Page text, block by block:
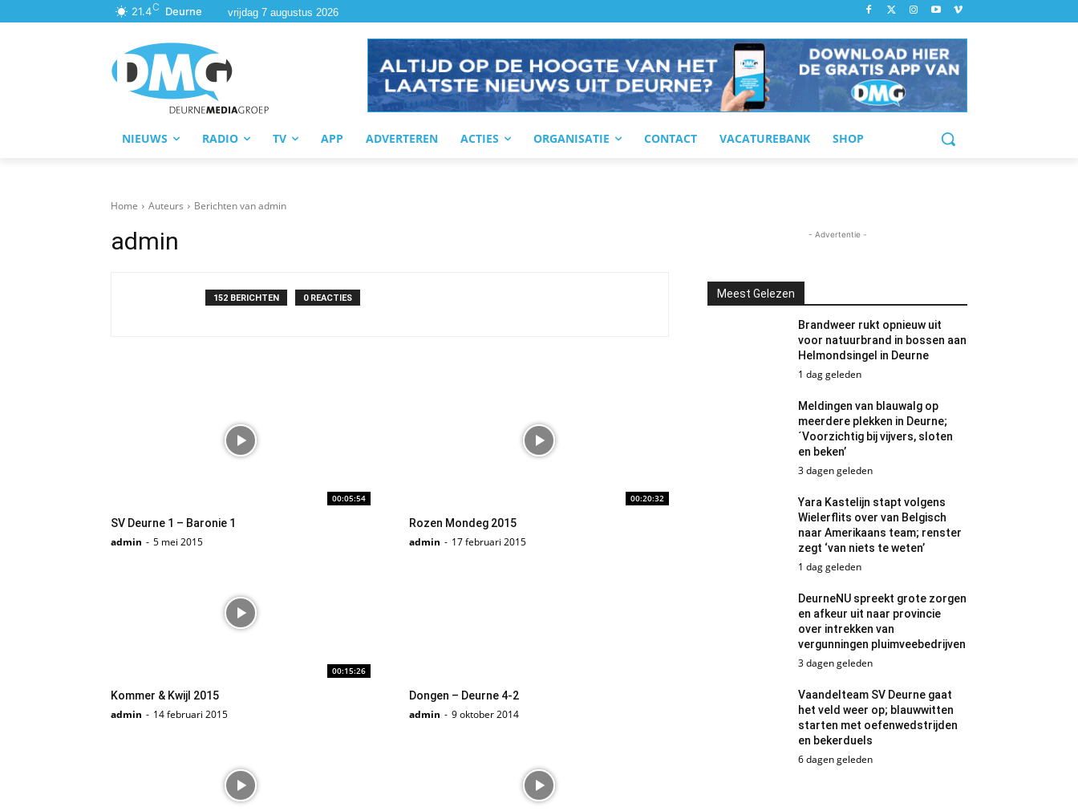
21.4C Deurne vrijdag 7 augustus 2026
NIEUWS RADIO TV APP ADVERTEREN ACTIES ORGANISATIE CONTACT VACATUREBANK SHOP
Home Auteurs Berichten van admin
admin
152 BERICHTEN 0 REACTIES
00:05:54
SV Deurne 1 – Baronie 1
admin - 5 mei 2015
00:20:32
Rozen Mondeg 2015
admin - 17 februari 2015
00:15:26
Kommer & Kwijl 2015
admin - 14 februari 2015
Dongen – Deurne 4-2
admin - 9 oktober 2014
- Advertentie -
Meest Gelezen
Brandweer rukt opnieuw uit
voor natuurbrand in bossen aan
Helmondsingel in Deurne
1 dag geleden
Meldingen van blauwalg op
meerdere plekken in Deurne;
´Voorzichtig bij vijvers, sloten
en beken’
3 dagen geleden
Yara Kastelijn stapt volgens
Wielerflits over van Belgisch
naar Amerikaans team; renster
zegt ‘van niets te weten’
1 dag geleden
DeurneNU spreekt grote zorgen
en afkeur uit naar provincie
over intrekken van
vergunningen pluimveebedrijven
3 dagen geleden
Vaandelteam SV Deurne gaat
het veld weer op; blauwwitten
starten met oefenwedstrijden
en bekerduels
6 dagen geleden